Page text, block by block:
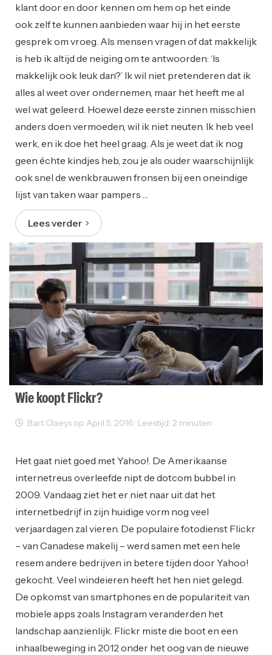
klant door en door kennen om hem op het einde
ook zelf te kunnen aanbieden waar hij in het eerste
gesprek om vroeg. Als mensen vragen of dat makkelijk
is heb ik altijd de neiging om te antwoorden: ‘Is
makkelijk ook leuk dan?’ Ik wil niet pretenderen dat ik
alles al weet over ondernemen, maar het heeft me al
wel wat geleerd. Hoewel deze eerste zinnen misschien
anders doen vermoeden, wil ik niet neuten. Ik heb veel
werk, en ik doe het heel graag. Als je weet dat ik nog
geen échte kindjes heb, zou je als ouder waarschijnlijk
ook snel de wenkbrauwen fronsen bij een oneindige
lijst van taken waar pampers …
Lees verder
Wie koopt Flickr?
Bart Claeys op April 5, 2016 · Leestijd: 2 minuten
Het gaat niet goed met Yahoo!. De Amerikaanse
internetreus overleefde nipt de dotcom bubbel in
2009. Vandaag ziet het er niet naar uit dat het
internetbedrijf in zijn huidige vorm nog veel
verjaardagen zal vieren. De populaire fotodienst Flickr
– van Canadese makelij – werd samen met een hele
resem andere bedrijven in betere tijden door Yahoo!
gekocht. Veel windeieren heeft het hen niet gelegd.
De opkomst van smartphones en de populariteit van
mobiele apps zoals Instagram veranderden het
landschap aanzienlijk. Flickr miste die boot en een
inhaalbeweging in 2012 onder het oog van de nieuwe